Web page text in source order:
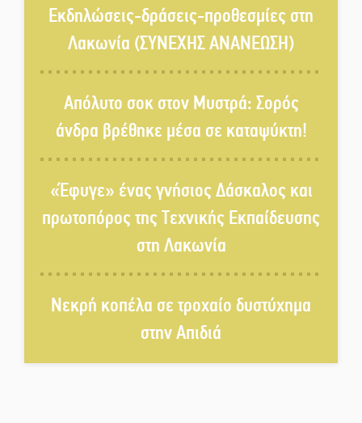
Χωρίς «διακοπές» η ΕΛΑΣ:
Σάρωσε Πελοπόννησο και
Λακωνία
και πρωτοπόρος της Τεχνικής
Εκπαίδευσης στη Λακωνία
στον Δ. Σπάρτης;
Δεκαπενταύγουστος στην
Πετρίνα: Αντάμωμα με μουσική,
Σωτήρια επέμβαση για ναυτικό
Εκδηλώσεις-δράσεις-προθεσμίες στη
Λακωνία (ΣΥΝΕΧΗΣ ΑΝΑΝΕΩΣΗ)
Απόλυτο σοκ στον Μυστρά: Σορός
άνδρα βρέθηκε μέσα σε καταψύκτη!
«Έφυγε» ένας γνήσιος Δάσκαλος και
πρωτοπόρος της Τεχνικής Εκπαίδευσης
στη Λακωνία
Νεκρή κοπέλα σε τροχαίο δυστύχημα
στην Απιδιά